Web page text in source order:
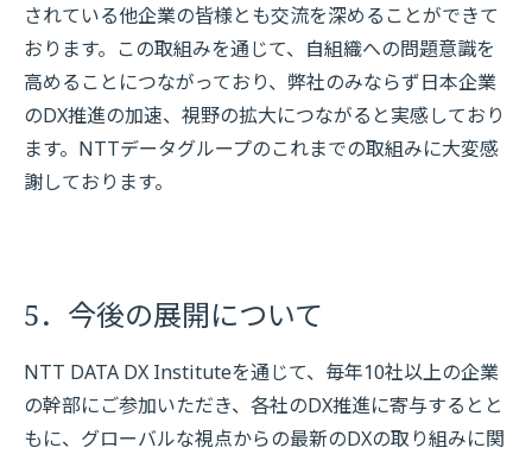
されている他企業の皆様とも交流を深めることができて
おります。この取組みを通じて、自組織への問題意識を
高めることにつながっており、弊社のみならず日本企業
のDX推進の加速、視野の拡大につながると実感しており
ます。NTTデータグループのこれまでの取組みに大変感
謝しております。
5．今後の展開について
NTT DATA DX Instituteを通じて、毎年10社以上の企業
の幹部にご参加いただき、各社のDX推進に寄与するとと
もに、グローバルな視点からの最新のDXの取り組みに関